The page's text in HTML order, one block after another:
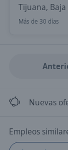
Tijuana,
Más de 30 días
Nuevas
Empleos